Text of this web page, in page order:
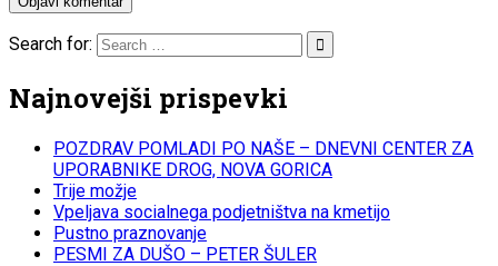
Search for:
Najnovejši prispevki
POZDRAV POMLADI PO NAŠE – DNEVNI CENTER ZA
UPORABNIKE DROG, NOVA GORICA
Trije možje
Vpeljava socialnega podjetništva na kmetijo
Pustno praznovanje
PESMI ZA DUŠO – PETER ŠULER